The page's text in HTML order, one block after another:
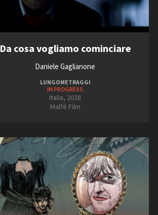
Da cosa vogliamo cominciare
Daniele Gaglianone
LUNGOMETRAGGI
IN PROGRESS
Italia, 2028
Malfè Film